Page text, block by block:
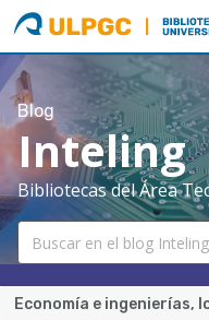
ULPGC
Blog
Inteling
Bibliotecas del Área